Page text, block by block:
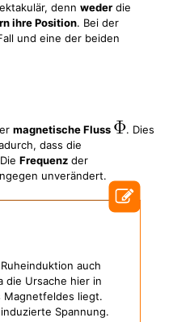
denn weder die
ihre Position. Bei der
und eine der beiden
magnetische Fluss
. Dies
dass die
Frequenz der
unverändert.
auch
die Ursache hier in
Magnetfeldes liegt.
Spannung.